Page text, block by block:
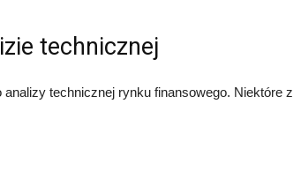
technicznej
technicznej rynku finansowego. Niektóre z